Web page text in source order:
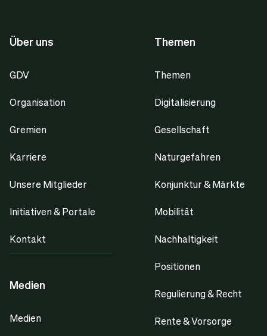
Über uns
GDV
Organisation
Gremien
Karriere
Unsere Mitglieder
Initiativen & Portale
Kontakt
Medien
Medien
Themen
Themen
Digitalisierung
Gesellschaft
Naturgefahren
Konjunktur & Märkte
Mobilität
Nachhaltigkeit
Positionen
Regulierung & Recht
Rente & Vorsorge